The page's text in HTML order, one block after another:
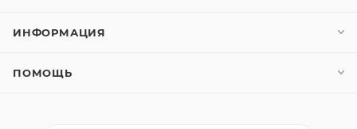
ИНФОРМАЦИЯ
ПОМОЩЬ